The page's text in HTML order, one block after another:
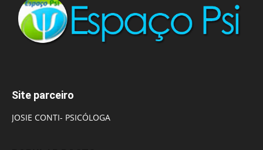
Site parceiro
JOSIE CONTI- PSICÓLOGA